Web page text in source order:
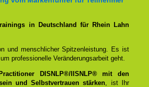
in Deutschland für Rhein Lahn
und menschlicher Spitzenleistung. Es ist
professionelle Veränderungsarbeit geht.
DISNLP®/IISNLP® mit den
und Selbstvertrauen stärken, ist Ihr